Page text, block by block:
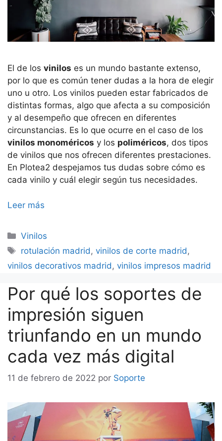
El de los vinilos es un mundo bastante extenso,
por lo que es común tener dudas a la hora de elegir
uno u otro. Los vinilos pueden estar fabricados de
distintas formas, algo que afecta a su composición
y al desempeño que ofrecen en diferentes
circunstancias. Es lo que ocurre en el caso de los
vinilos monoméricos y los poliméricos, dos tipos
de vinilos que nos ofrecen diferentes prestaciones.
En Plotea2 despejamos tus dudas sobre cómo es
cada vinilo y cuál elegir según tus necesidades.
Leer más
Categorías
Vinilos
Etiquetas
rotulación madrid ,vinilos de corte madrid ,
vinilos decorativos madrid , vinilos impresos madrid
Por qué los soportes de
impresión siguen
triunfando en un mundo
cada vez más digital
11 de febrero de 2022 por Soporte